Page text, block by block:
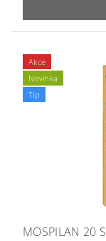
Akce
Novinka
Tip
MOSPILAN 20